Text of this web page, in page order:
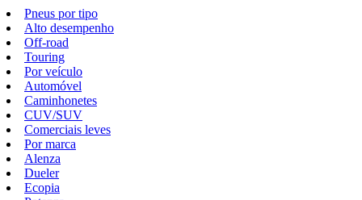
Pneus por tipo
Alto desempenho
Off-road
Touring
Por veículo
Automóvel
Caminhonetes
CUV/SUV
Comerciais leves
Por marca
Alenza
Dueler
Ecopia